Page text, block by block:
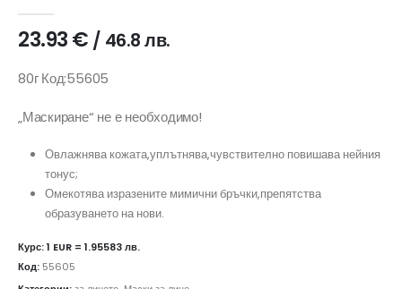
23.93€ / 46.8 лв.
80г Код:55605
„Маскиране“ не е необходимо!
Овлажнява кожата,уплътнява,чувствително повишава нейния
тонус;
Омекотява изразените мимични бръчки,препятства
образуването на нови.
Курс: 1 EUR = 1.95583 лв.
Код: 55605